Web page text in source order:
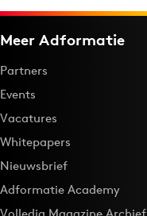
Meer Adformatie
Partners
Events
Vacatures
Whitepapers
Nieuwsbrief
Adformatie Academy